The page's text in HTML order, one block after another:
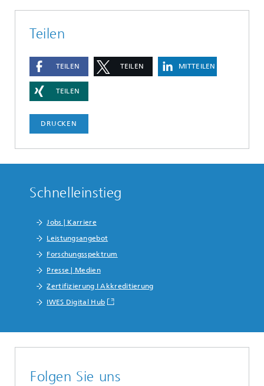
Teilen
TEILEN TEILEN MITTEILEN
TEILEN
DRUCKEN
Schnelleinstieg
Jobs | Karriere
Leistungsangebot
Forschungsspektrum
Presse | Medien
Zertifizierung I Akkreditierung
IWES Digital Hub
Folgen Sie uns